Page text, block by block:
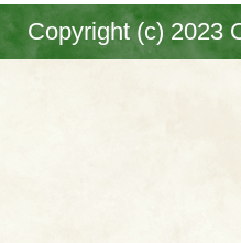
Copyright (c) 2023